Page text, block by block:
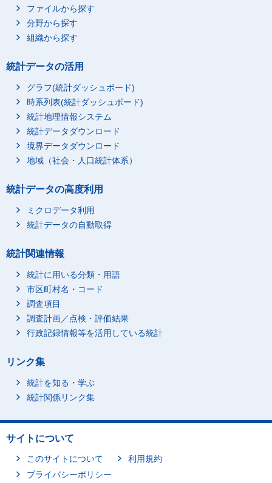
ファイルから探す
分野から探す
組織から探す
統計データの活用
グラフ(統計ダッシュボード)
時系列表(統計ダッシュボード)
統計地理情報システム
統計データダウンロード
境界データダウンロード
地域（社会・人口統計体系）
統計データの高度利用
ミクロデータ利用
統計データの自動取得
統計関連情報
統計に用いる分類・用語
市区町村名・コード
調査項目
調査計画／点検・評価結果
行政記録情報等を活用している統計
リンク集
統計を知る・学ぶ
統計関係リンク集
サイトについて
このサイトについて
利用規約
プライバシーポリシー